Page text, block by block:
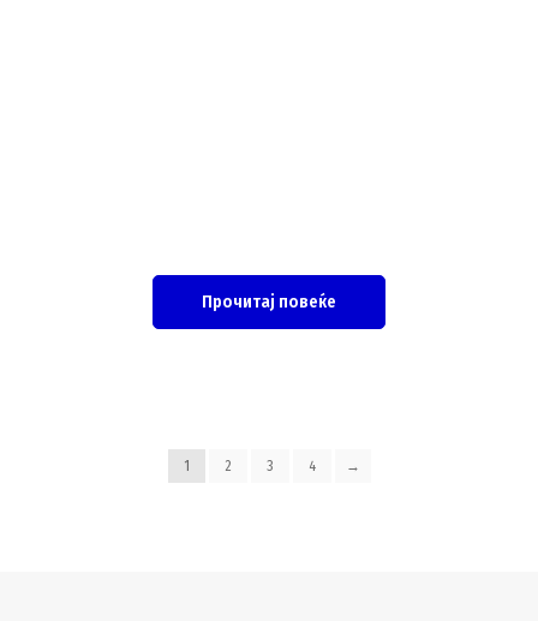
Прочитај повеќе
1 2 3 4 →